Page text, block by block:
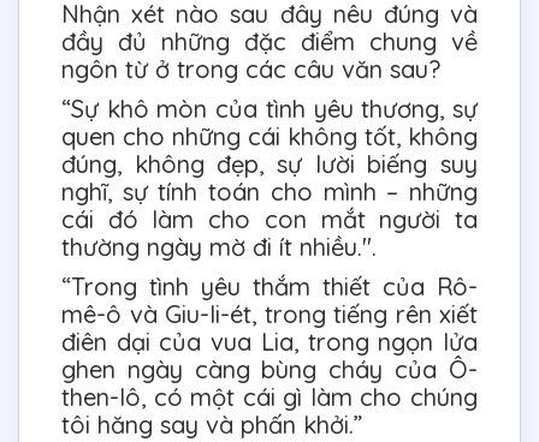
Nhận xét nào sau đây nêu đúng và
đầy đủ những đặc điểm chung về
ngôn từ ở trong các câu văn sau?
“Sự khô mòn của tình yêu thương, sự
quen cho những cái không tốt, không
đúng, không đẹp, sự lười biếng suy
nghĩ, sự tính toán cho mình – những
cái đó làm cho con mắt người ta
thường ngày mờ đi ít nhiều.".
“Trong tình yêu thắm thiết của Rô-
mê-ô và Giu-li-ét, trong tiếng rên xiết
điên dại của vua Lia, trong ngọn lửa
ghen ngày càng bùng cháy của Ô-
then-lô, có một cái gì làm cho chúng
tôi hăng say và phấn khởi.”